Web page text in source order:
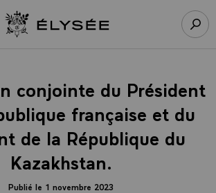
Retour à l’accueil Élysée
conjointe du Président
française et du
de la République du
Kazakhstan.
Publié le 1 novembre 2023
des cookies